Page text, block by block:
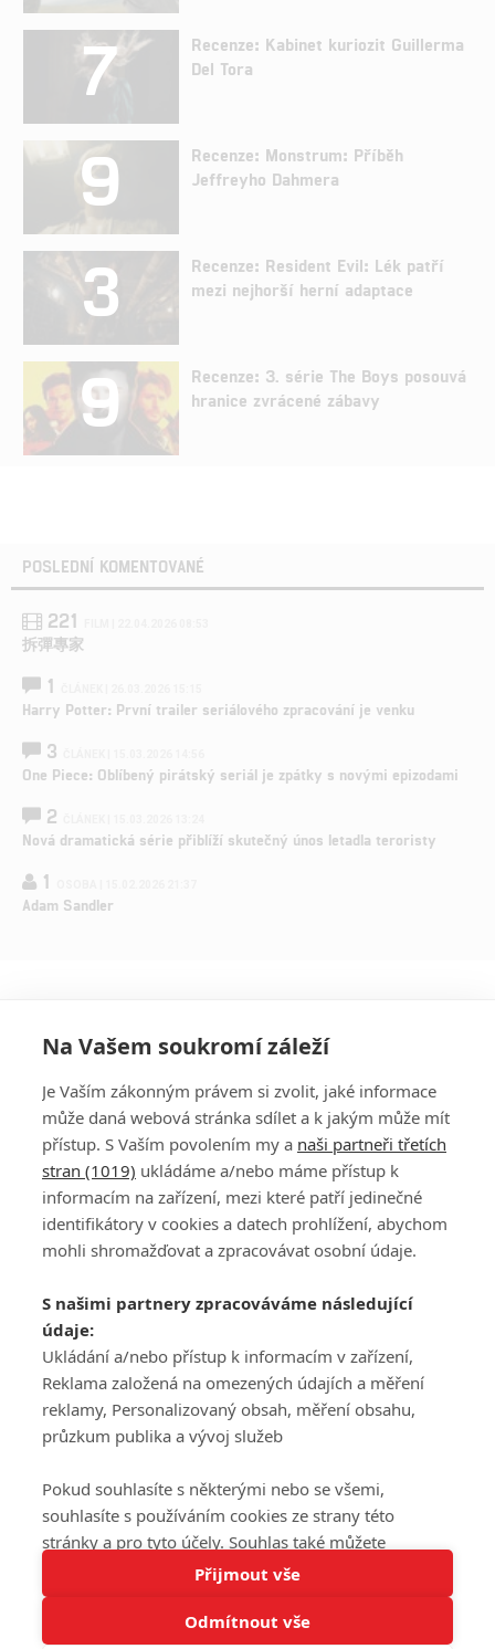
Tato stránka používá soubory cookies.
Rozumím
7
Recenze: Kabinet kuriozit Guillerma
Del Tora
9
Recenze: Monstrum: Příběh
Jeffreyho Dahmera
3
Recenze: Resident Evil: Lék patří
mezi nejhorší herní adaptace
9
Recenze: 3. série The Boys posouvá
hranice zvrácené zábavy
POSLEDNÍ KOMENTOVANÉ
221
拆彈專家
1
Harry Potter: První trailer seriálového zpracování je venku
3
One Piece: Oblíbený pirátský seriál je zpátky s novými epizodami
2
Nová dramatická série přiblíží skutečný únos letadla teroristy
1
Adam Sandler
PŘIHLÁSIT
REGISTROVAT
DISKUZE
Šéfredaktorkou webu jePetr Slavík, e-mailserialy@fandimefilmu.cz
Máte-li zájem o inzerci na našem webu napište nám na e-mail
studio@koncal.com
Ochrana osobních údajů|Zásady používání cookies |Pravidla webu
Upravit nastavení soukromí
© 2016 – 2026 FandimeSerialum.cz / All rights reserved /
Na Vašem soukromí záleží
Je Vaším zákonným právem si zvolit, jaké informace
může daná webová stránka sdílet a k jakým může mít
přístup. S Vaším povolením my a naši partneři třetích
stran (1019) ukládáme a/nebo máme přístup k
informacím na zařízení, mezi které patří jedinečné
identifikátory v cookies a datech prohlížení, abychom
mohli shromažďovat a zpracovávat osobní údaje.
S našimi partnery zpracováváme následující
údaje:
Ukládání a/nebo přístup k informacím v zařízení,
Reklama založená na omezených údajích a měření
reklamy, Personalizovaný obsah, měření obsahu,
průzkum publika a vývoj služeb
Pokud souhlasíte s některými nebo se všemi,
souhlasíte s používáním cookies ze strany této
stránky a pro tyto účely. Souhlas také můžete
odmítnout, ale v takovém případě vám na stránce
nebudou k dispozici některé personalizované funkce.
Vaše volby souhlasu se budou vztahovat pouze na
Přijmout vše
Odmítnout vše